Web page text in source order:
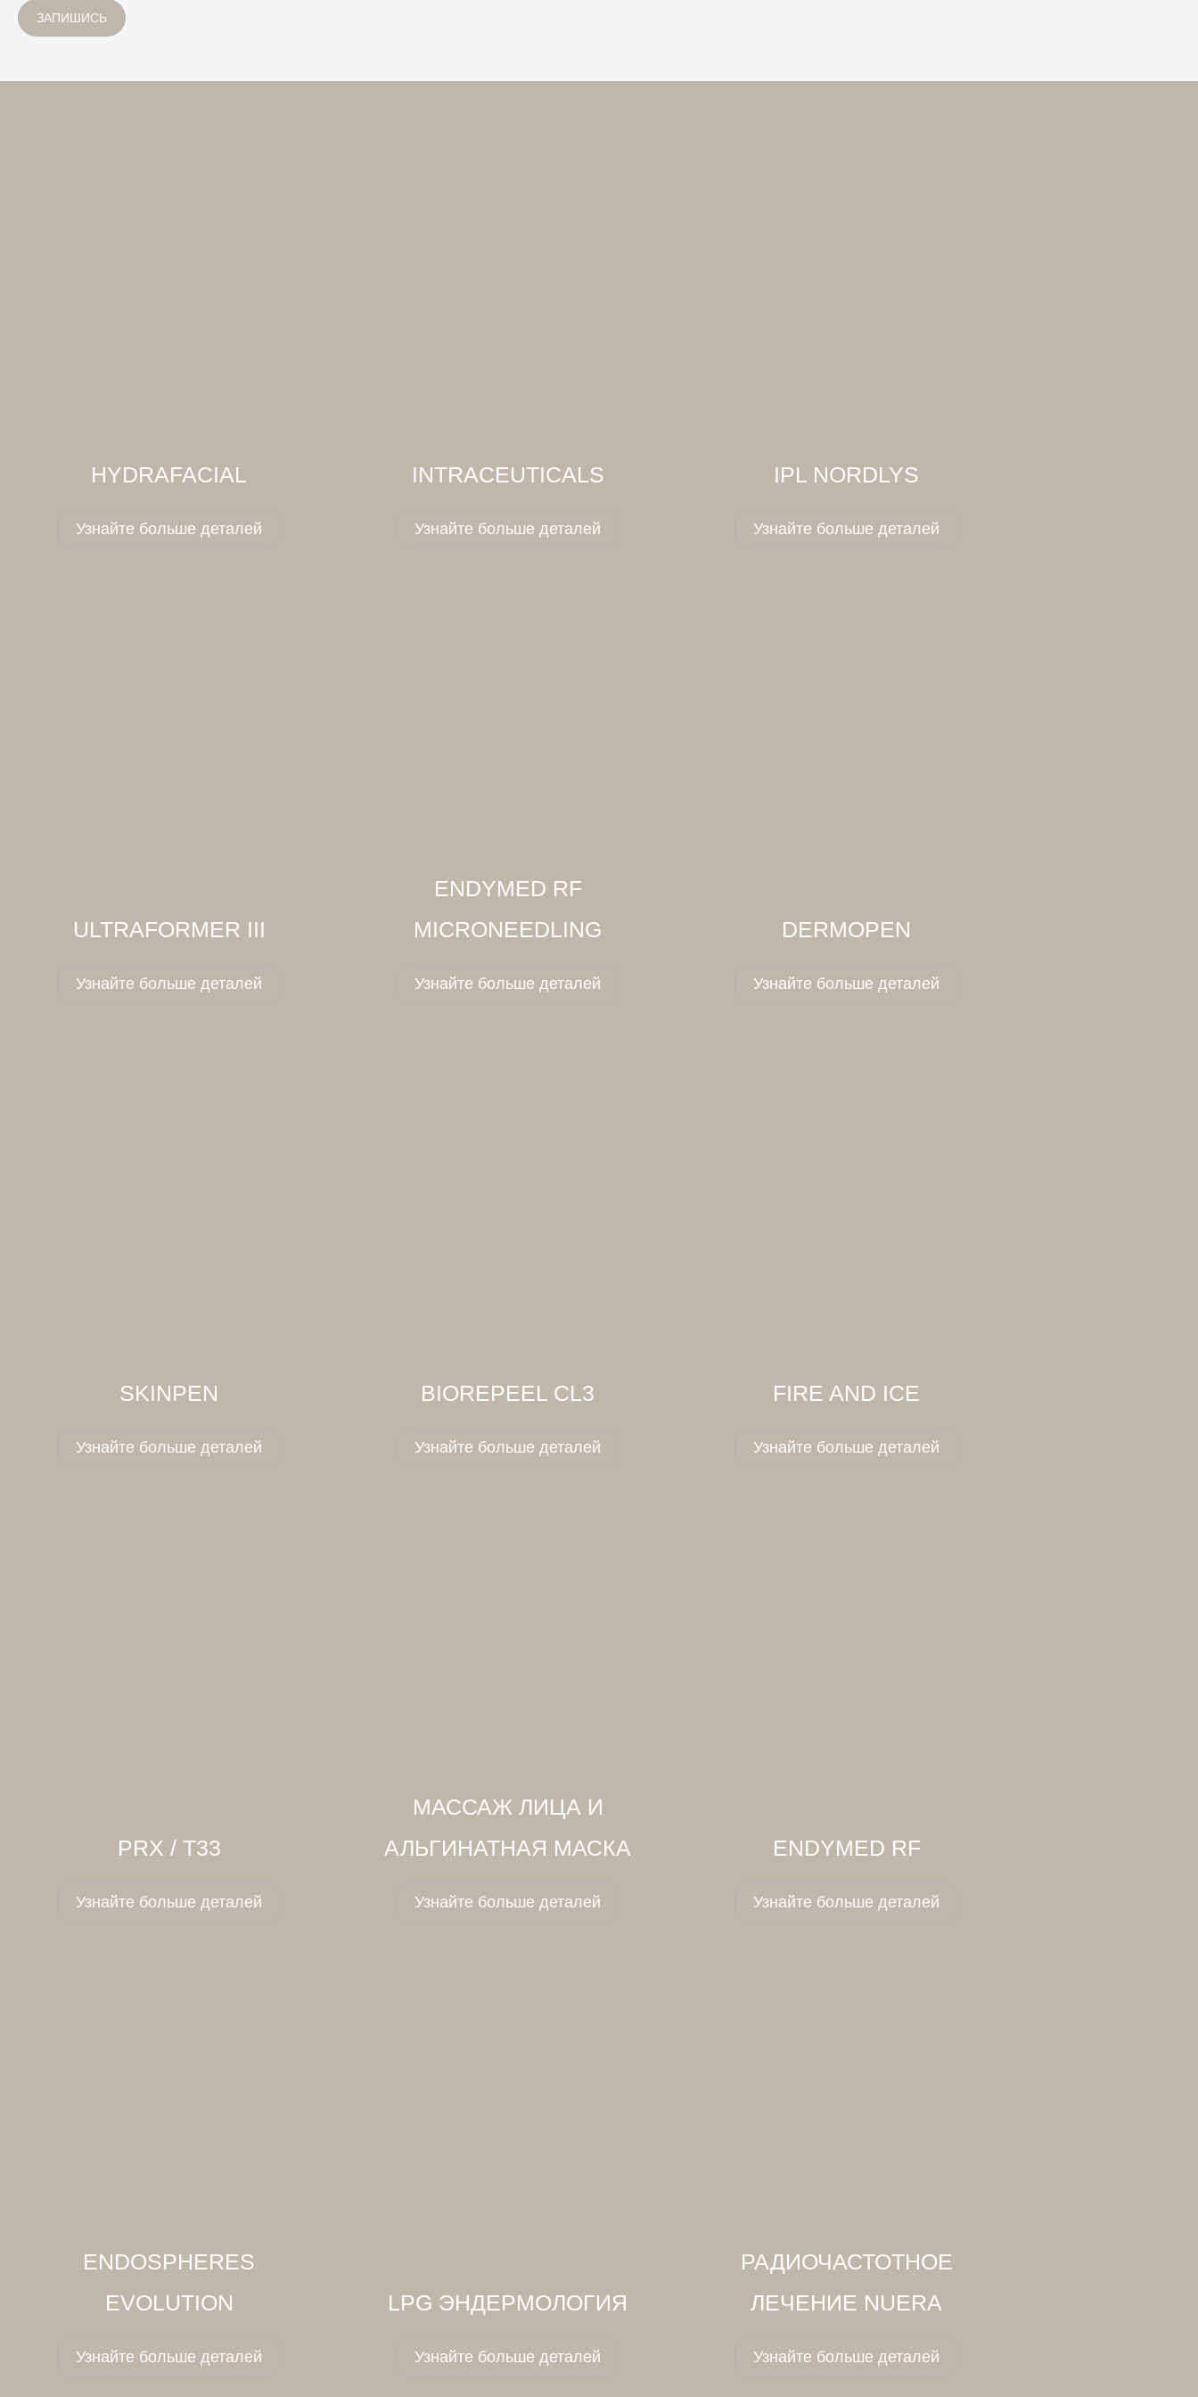
ЗАПИШИСЬ
HYDRAFACIAL
Узнайте больше деталей
ULTRAFORMER III
Узнайте больше деталей
INTRACEUTICALS
Узнайте больше деталей
ENDYMED RF
MICRONEEDLING
Узнайте больше деталей
IPL NORDLYS
Узнайте больше деталей
DERMOPEN
Узнайте больше деталей
SKINPEN
Узнайте больше деталей
PRX / T33
Узнайте больше деталей
ENDOSPHERES
EVOLUTION
Узнайте больше деталей
BIOREPEEL CL3
Узнайте больше деталей
МАССАЖ ЛИЦА И
АЛЬГИНАТНАЯ МАСКА
Узнайте больше деталей
LPG ЭНДЕРМОЛОГИЯ
Узнайте больше деталей
FIRE AND ICE
Узнайте больше деталей
ENDYMED RF
Узнайте больше деталей
РАДИОЧАСТОТНОЕ
ЛЕЧЕНИЕ NUERA
Узнайте больше деталей